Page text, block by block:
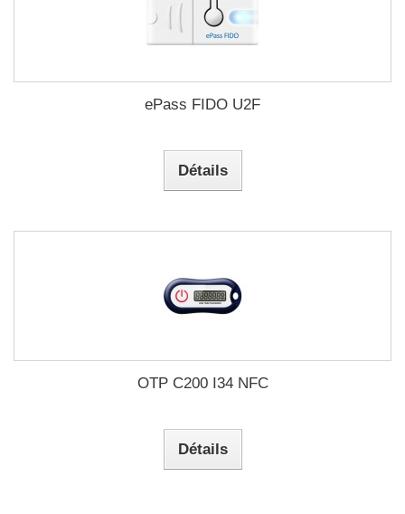
ePass FIDO U2F
Détails
OTP C200 I34 NFC
Détails